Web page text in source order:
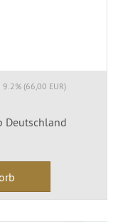
9.2% (66,00 EUR)
Deutschland